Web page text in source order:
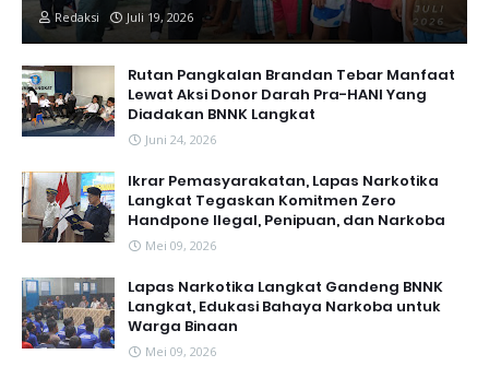
Redaksi Juli 19, 2026
Rutan Pangkalan Brandan Tebar Manfaat
Lewat Aksi Donor Darah Pra-HANI Yang
Diadakan BNNK Langkat
Juni 24, 2026
Ikrar Pemasyarakatan, Lapas Narkotika
Langkat Tegaskan Komitmen Zero
Handpone llegal, Penipuan, dan Narkoba
Mei 09, 2026
Lapas Narkotika Langkat Gandeng BNNK
Langkat, Edukasi Bahaya Narkoba untuk
Warga Binaan
Mei 09, 2026